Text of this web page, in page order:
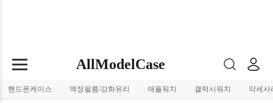
AllModelCase
핸드폰케이스 액정필름/강화유리 애플워치 갤럭시워치 악세사